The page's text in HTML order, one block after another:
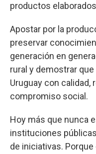
productos
Apostar por la
preservar
generación en
rural y demostrar
Uruguay con calidad,
compromiso social.
Hoy más que nunca
instituciones
de iniciativas.